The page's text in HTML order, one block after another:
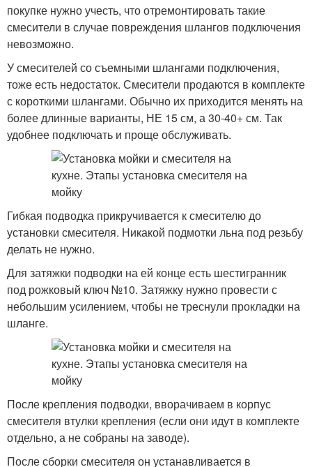
покупке нужно учесть, что отремонтировать такие
смесители в случае повреждения шлангов подключения
невозможно.
У смесителей со съемными шлангами подключения,
тоже есть недостаток. Смесители продаются в комплекте
с короткими шлангами. Обычно их приходится менять на
более длинные варианты, НЕ 15 см, а 30-40+ см. Так
удобнее подключать и проще обслуживать.
Гибкая подводка прикручивается к смесителю до
установки смесителя. Никакой подмотки льна под резьбу
делать не нужно.
Для затяжки подводки на ей конце есть шестигранник
под рожковый ключ №10. Затяжку нужно провести с
небольшим усилением, чтобы не треснули прокладки на
шланге.
После крепления подводки, вворачиваем в корпус
смесителя втулки крепления (если они идут в комплекте
отдельно, а не собраны на заводе).
После сборки смесителя он устанавливается в